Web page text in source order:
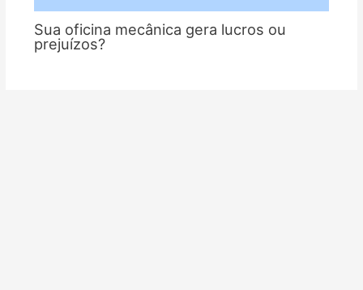
Sua oficina mecânica gera lucros ou
prejuízos?